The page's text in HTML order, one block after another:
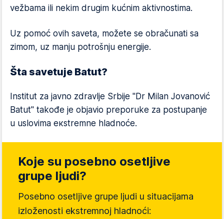
vežbama ili nekim drugim kućnim aktivnostima.
Uz pomoć ovih saveta, možete se obračunati sa
zimom, uz manju potrošnju energije.
Šta savetuje Batut?
Institut za javno zdravlje Srbije "Dr Milan Jovanović
Batut" takođe je objavio preporuke za postupanje
u uslovima екstrеmnе hlаdnоćе.
Koje su posebno osetljive
grupe ljudi?
Pоsеbnо оsеtljivе grupе ljudi u situаciјаmа
izlоžеnоsti еkstrеmnој hlаdnоći: